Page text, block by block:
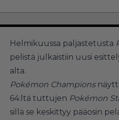
Helmikuussa paljastetusta
pelistä julkaistiin uusi
alta.
Pokémon Champions
64:ltä tuttujen Pokémon
sillä se keskittyy pääosin